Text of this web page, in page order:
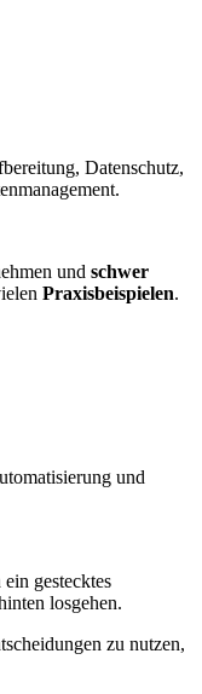
Datenschutz,
und schwer
Praxisbeispielen.
und
gestecktes
losgehen.
zu nutzen,